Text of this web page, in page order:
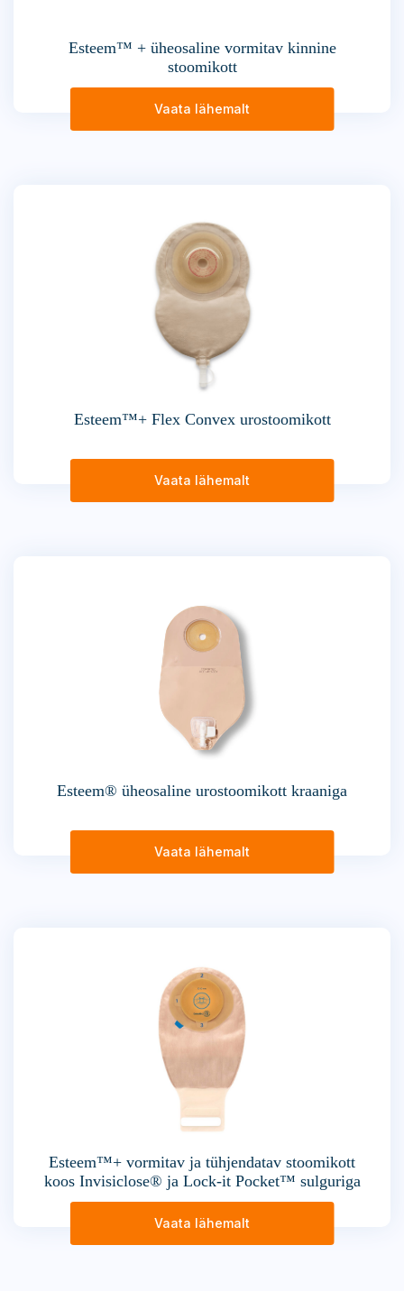
Esteem™ + üheosaline vormitav kinnine
stoomikott
Vaata lähemalt
Esteem™+ Flex Convex urostoomikott
Vaata lähemalt
Esteem® üheosaline urostoomikott kraaniga
Vaata lähemalt
Esteem™+ vormitav ja tühjendatav stoomikott
koos Invisiclose® ja Lock-it Pocket™ sulguriga
Vaata lähemalt